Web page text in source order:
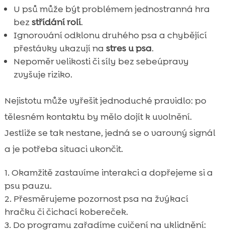
U psů může být problémem jednostranná hra
bezstřídání rolí.
Ignorování odklonu druhého psa a chybějící
přestávky ukazují na stres u psa.
Nepoměr velikosti či síly bez sebeúpravy
zvyšuje riziko.
Nejistotu může vyřešit jednoduché pravidlo: po
tělesném kontaktu by mělo dojít k uvolnění.
Jestliže se tak nestane, jedná se o varovný signál
a je potřeba situaci ukončit.
Okamžitě zastavíme interakci a dopřejeme si a
psu pauzu.
Přesměrujeme pozornost psa na žvýkací
hračku či čichací kobereček.
Do programu zařadíme cvičení na uklidnění: